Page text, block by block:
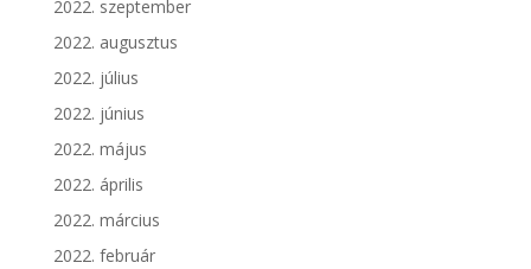
2022. szeptember
2022. augusztus
2022. július
2022. június
2022. május
2022. április
2022. március
2022. február